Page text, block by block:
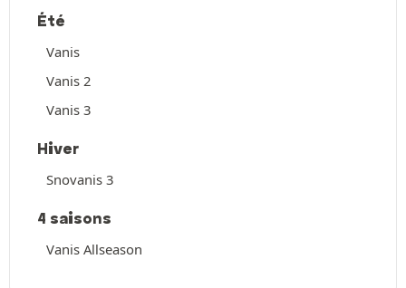
Été
Vanis
Vanis 2
Vanis 3
Hiver
Snovanis 3
4 saisons
Vanis Allseason